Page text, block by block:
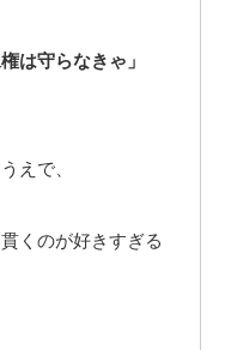
は守らなきゃ」
えで、
くのが好きすぎる